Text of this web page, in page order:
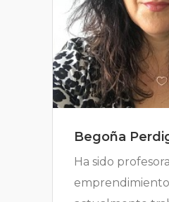
Begoña
Ha sido